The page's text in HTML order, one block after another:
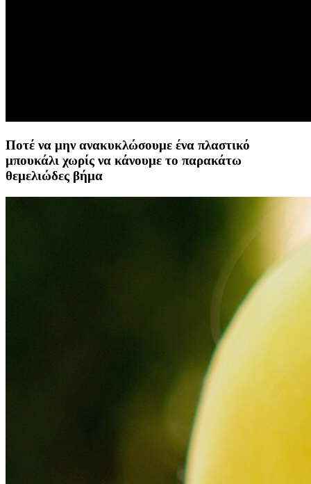
Ποτέ να μην ανακυκλώσουμε ένα πλαστικό
μπουκάλι χωρίς να κάνουμε το παρακάτω
θεμελιώδες βήμα